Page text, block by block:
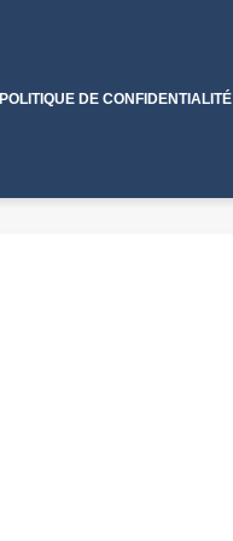
POLITIQUE DE CONFIDENTIALITÉ